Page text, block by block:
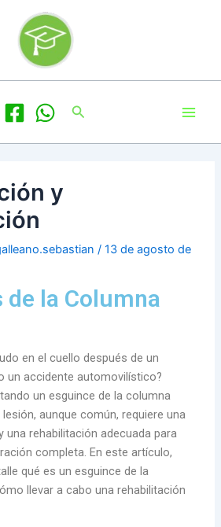
Buscar
y
/13 de agosto de
de la Columna
en el cuello después de un
un accidente automovilístico?
un esguince de la columna
aunque común, requiere una
una rehabilitación adecuada para
completa. En este artículo,
qué es un esguince de la
llevar a cabo una rehabilitación